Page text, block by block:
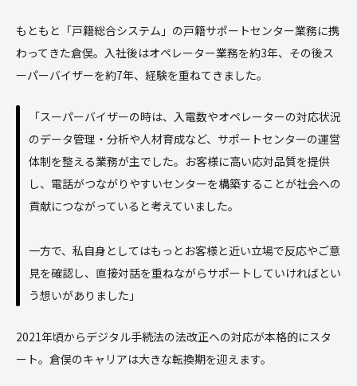
もともと「戸籍総合システム」の戸籍サポートセンター業務に携
わってきた倉俣。入社後はオペレーター業務を約3年、その後ス
ーパーバイザーを約7年、経験を重ねてきました。
「スーパーバイザーの時は、入電数やオペレーターの対応状況
のデータ管理・分析や人材育成など、サポートセンターの運営
体制を整える業務が主でした。お客様に高い応対品質を提供
し、電話がつながりやすいセンターを構築することが社会への
貢献につながっていると考えていました。
一方で、私自身としてはもっとお客様と近い立場で反応やご意
見を確認し、直接対話を重ねながらサポートしていければとい
う想いがありました」
2021年頃からデジタル手続法の法改正への対応が本格的にスタ
ート。倉俣のキャリアは大きな転換期を迎えます。